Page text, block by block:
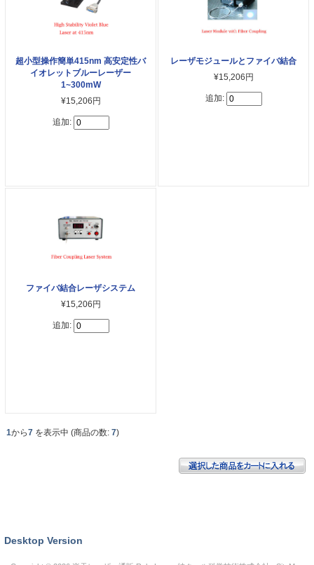
超小型操作簡単415nm 高安定性バ
イオレットブルーレーザー
1~300mW
¥15,206円
追加:
レーザモジュールとファイバ結合
¥15,206円
追加:
ファイバ結合レーザシステム
¥15,206円
追加:
1から7 を表示中 (商品の数: 7)
Desktop Version